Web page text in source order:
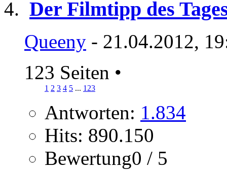
Der Filmtipp des
Queeny - 21.04.2012,
123 Seiten •
1 2 3 4 5 ... 123
Antworten: 1.834
Hits: 890.150
Bewertung0 / 5